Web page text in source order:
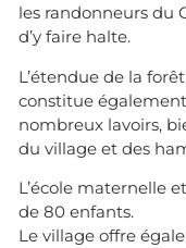
les randonneurs du
d’y faire halte.
L’étendue de la
constitue
nombreux lavoirs,
du village et des
L’école maternelle
de 80 enfants.
Le village offre